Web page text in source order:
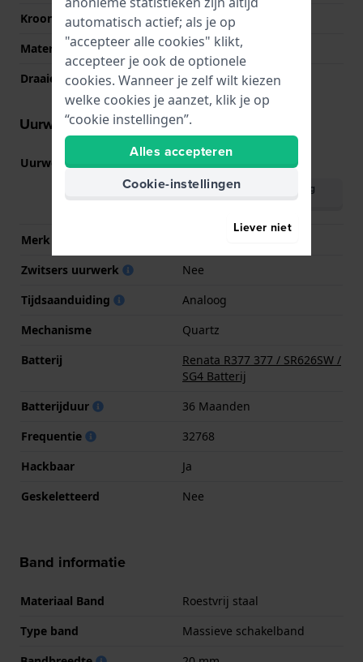
Kroon
Trek kroon
Materiaal bezel
Roestvrij staal
Draaiende bezel
Geen - Vast
Uurwerk informatie
Uurwerk nr. PC32 Bekijk specificaties)
Download handleiding
(English)
Merk uurwerk
Zwitsers uurwerk
Nee
Tijdsaanduiding
Analoog
Mechanisme
Quartz
Batterij
Renata R377 377 / SR626SW /
SG4 Batterij
Batterijduur
36 Maanden
Frequentie
32768
Hackbaar
Ja
Geskeletteerd
Nee
Band informatie
Materiaal Band
Roestvrij staal
Type band
Massieve schakelband
automatisch actief; als je op
"accepteer alle cookies" klikt,
accepteer je ook de optionele
cookies. Wanneer je zelf wilt kiezen
welke cookies je aanzet, klik je op
“cookie instellingen”.
Alles accepteren
Cookie-instellingen
Liever niet